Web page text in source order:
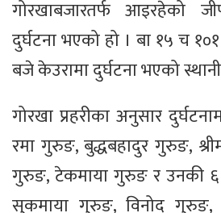
गोरखाबजारतर्फ आइरहेको
दुर्घटना भएको हो । बा १५ च
बजे केउरामा दुर्घटना भएको
गोरखा प्रहरीका अनुसार
रमा गुरुङ, बुद्धबहादुर गुरुङ,
गुरुङ, टेकमाया गुरुङ र उनकी ६
सुकमाया गुरुङ, विनोद गुरुङ,